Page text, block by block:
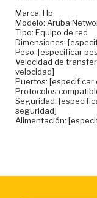
Marca: Hp
Modelo: Aruba
Tipo: Equipo de red
Dimensiones:
Peso: [especificar
Velocidad de
velocidad]
Puertos: [especificar
Protocolos
Seguridad:
seguridad]
Alimentación: